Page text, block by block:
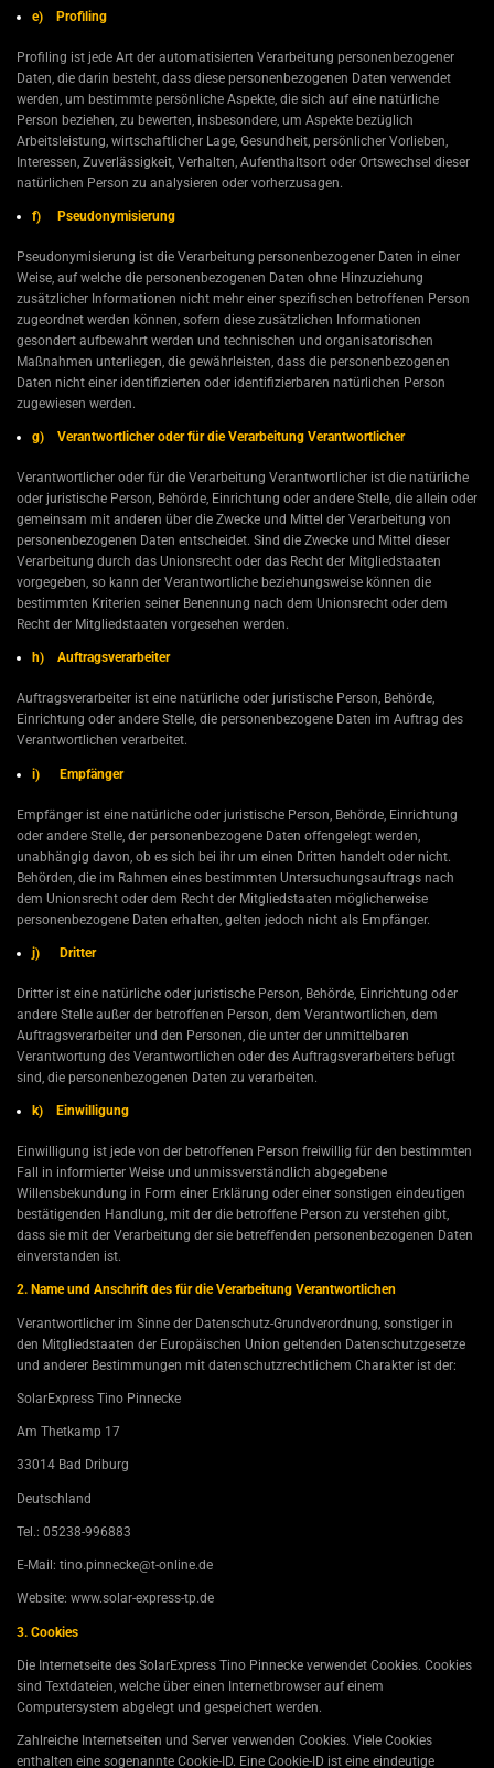
e) Profiling
Profiling ist jede Art der automatisierten Verarbeitung personenbezogener
Daten, die darin besteht, dass diese personenbezogenen Daten verwendet
werden, um bestimmte persönliche Aspekte, die sich auf eine natürliche
Person beziehen, zu bewerten, insbesondere, um Aspekte bezüglich
Arbeitsleistung, wirtschaftlicher Lage, Gesundheit, persönlicher Vorlieben,
Interessen, Zuverlässigkeit, Verhalten, Aufenthaltsort oder Ortswechsel dieser
natürlichen Person zu analysieren oder vorherzusagen.
f) Pseudonymisierung
Pseudonymisierung ist die Verarbeitung personenbezogener Daten in einer
Weise, auf welche die personenbezogenen Daten ohne Hinzuziehung
zusätzlicher Informationen nicht mehr einer spezifischen betroffenen Person
zugeordnet werden können, sofern diese zusätzlichen Informationen
gesondert aufbewahrt werden und technischen und organisatorischen
Maßnahmen unterliegen, die gewährleisten, dass die personenbezogenen
Daten nicht einer identifizierten oder identifizierbaren natürlichen Person
zugewiesen werden.
g) Verantwortlicher oder für die Verarbeitung Verantwortlicher
Verantwortlicher oder für die Verarbeitung Verantwortlicher ist die natürliche
oder juristische Person, Behörde, Einrichtung oder andere Stelle, die allein oder
gemeinsam mit anderen über die Zwecke und Mittel der Verarbeitung von
personenbezogenen Daten entscheidet. Sind die Zwecke und Mittel dieser
Verarbeitung durch das Unionsrecht oder das Recht der Mitgliedstaaten
vorgegeben, so kann der Verantwortliche beziehungsweise können die
bestimmten Kriterien seiner Benennung nach dem Unionsrecht oder dem
Recht der Mitgliedstaaten vorgesehen werden.
h) Auftragsverarbeiter
Auftragsverarbeiter ist eine natürliche oder juristische Person, Behörde,
Einrichtung oder andere Stelle, die personenbezogene Daten im Auftrag des
Verantwortlichen verarbeitet.
i) Empfänger
Empfänger ist eine natürliche oder juristische Person, Behörde, Einrichtung
oder andere Stelle, der personenbezogene Daten offengelegt werden,
unabhängig davon, ob es sich bei ihr um einen Dritten handelt oder nicht.
Behörden, die im Rahmen eines bestimmten Untersuchungsauftrags nach
dem Unionsrecht oder dem Recht der Mitgliedstaaten möglicherweise
personenbezogene Daten erhalten, gelten jedoch nicht als Empfänger.
j) Dritter
Dritter ist eine natürliche oder juristische Person, Behörde, Einrichtung oder
andere Stelle außer der betroffenen Person, dem Verantwortlichen, dem
Auftragsverarbeiter und den Personen, die unter der unmittelbaren
Verantwortung des Verantwortlichen oder des Auftragsverarbeiters befugt
sind, die personenbezogenen Daten zu verarbeiten.
k) Einwilligung
Einwilligung ist jede von der betroffenen Person freiwillig für den bestimmten
Fall in informierter Weise und unmissverständlich abgegebene
Willensbekundung in Form einer Erklärung oder einer sonstigen eindeutigen
bestätigenden Handlung, mit der die betroffene Person zu verstehen gibt,
dass sie mit der Verarbeitung der sie betreffenden personenbezogenen Daten
einverstanden ist.
2. Name und Anschrift des für die Verarbeitung Verantwortlichen
Verantwortlicher im Sinne der Datenschutz-Grundverordnung, sonstiger in
den Mitgliedstaaten der Europäischen Union geltenden Datenschutzgesetze
und anderer Bestimmungen mit datenschutzrechtlichem Charakter ist der:
SolarExpress Tino Pinnecke
Am Thetkamp 17
33014 Bad Driburg
Deutschland
Tel.: 05238-996883
E-Mail: tino.pinnecke@t-online.de
Website: www.solar-express-tp.de
3. Cookies
Die Internetseite des SolarExpress Tino Pinnecke verwendet Cookies. Cookies
sind Textdateien, welche über einen Internetbrowser auf einem
Computersystem abgelegt und gespeichert werden.
Zahlreiche Internetseiten und Server verwenden Cookies. Viele Cookies
enthalten eine sogenannte Cookie-ID. Eine Cookie-ID ist eine eindeutige